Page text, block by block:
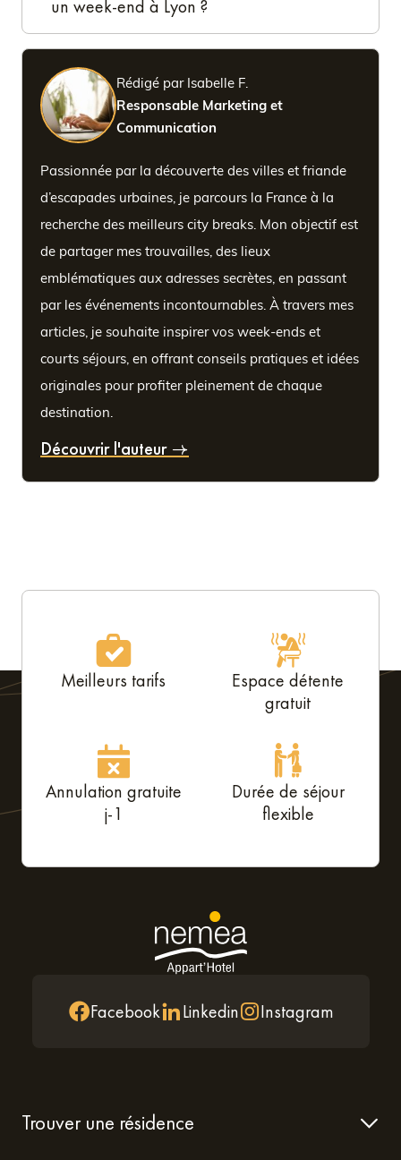
un week-end à Lyon ?
Rédigé par Isabelle F.
Responsable Marketing et
Communication
Passionnée par la découverte des villes et friande
d’escapades urbaines, je parcours la France à la
recherche des meilleurs city breaks. Mon objectif est
de partager mes trouvailles, des lieux
emblématiques aux adresses secrètes, en passant
par les événements incontournables. À travers mes
articles, je souhaite inspirer vos week-ends et
courts séjours, en offrant conseils pratiques et idées
originales pour profiter pleinement de chaque
destination.
Découvrir l'auteur
Meilleurs tarifs
Espace détente
gratuit
Annulation gratuite
j-1
Durée de séjour
flexible
Facebook Linkedin Instagram
Trouver une résidence